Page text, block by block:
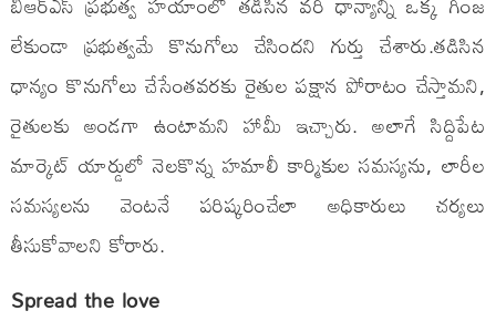
లేకుండా ప్రభుత్వమే కొనుగోలు చేసిందని గుర్తు చేశారు.తడిసిన
ధాన్యం కొనుగోలు చేసేంతవరకు రైతుల పక్షాన పోరాటం చేస్తామని,
రైతులకు అండగా ఉంటామని హామీ ఇచ్చారు. అలాగే సిద్దిపేట
మార్కెట్ యార్డులో నెలకొన్న హమాలీ కార్మికుల సమస్యను, లారీల
సమస్యలను వెంటనే పరిష్కరించేలా అధికారులు చర్యలు
తీసుకోవాలని కోరారు.
Spread the love